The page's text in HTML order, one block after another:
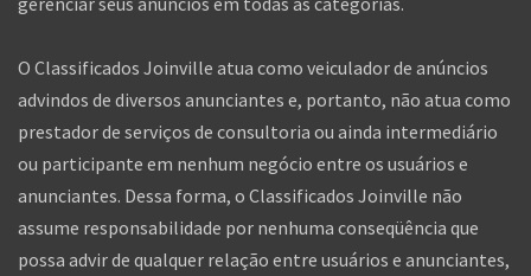
O Classificados Joinville atua como veiculador de anúncios
advindos de diversos anunciantes e, portanto, não atua como
prestador de serviços de consultoria ou ainda intermediário
ou participante em nenhum negócio entre os usuários e
anunciantes. Dessa forma, o Classificados Joinville não
assume responsabilidade por nenhuma conseqüência que
possa advir de qualquer relação entre usuários e anunciantes,